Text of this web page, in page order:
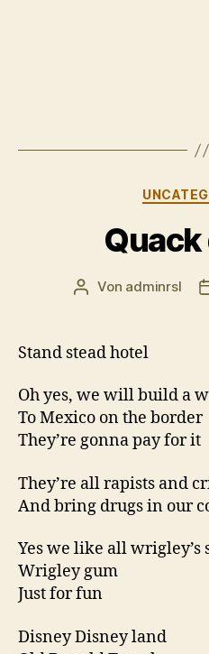
Beitragsautor
Von adminrsl
Stand stead hotel
Oh yes, we will build a
To Mexico on the border
They’re gonna pay for it
They’re all rapists and
And bring drugs in our
Yes we like all
Wrigley gum
Just for fun
Disney Disney land